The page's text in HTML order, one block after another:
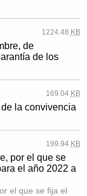
1224.48 KB
de
de los
169.04 KB
la convivencia
199.94 KB
por el que se
el año 2022 a
el que se fija el